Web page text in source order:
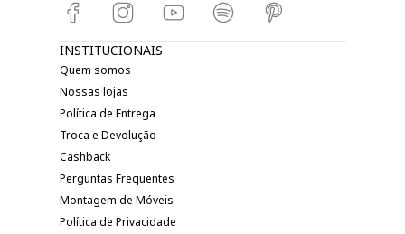
INSTITUCIONAIS
Quem somos
Nossas lojas
Política de Entrega
Troca e Devolução
Cashback
Perguntas Frequentes
Montagem de Móveis
Política de Privacidade